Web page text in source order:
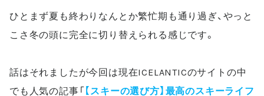
ひとまず夏も終わりなんとか繁忙期も通り過ぎ、やっと
こさ冬の頭に完全に切り替えられる感じです。
話はそれましたが今回は現在ICELANTICのサイトの中
でも人気の記事「【スキーの選び方】最高のスキーライフ